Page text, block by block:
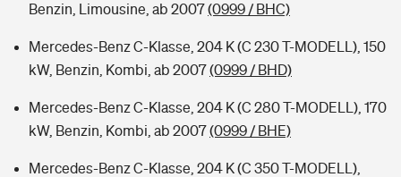
Benzin, Limousine, ab 2007(0999 / BHC)
Mercedes-Benz C-Klasse, 204 K (C 230 T-MODELL), 150
kW, Benzin, Kombi, ab 2007(0999 / BHD)
Mercedes-Benz C-Klasse, 204 K (C 280 T-MODELL), 170
kW, Benzin, Kombi, ab 2007(0999 / BHE)
Mercedes-Benz C-Klasse, 204 K (C 350 T-MODELL),